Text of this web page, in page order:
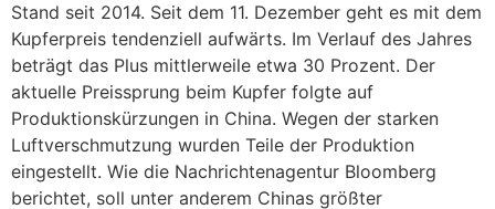
Stand seit 2014. Seit dem 11. Dezember geht es mit dem
Kupferpreis tendenziell aufwärts. Im Verlauf des Jahres
beträgt das Plus mittlerweile etwa 30 Prozent. Der
aktuelle Preissprung beim Kupfer folgte auf
Produktionskürzungen in China. Wegen der starken
Luftverschmutzung wurden Teile der Produktion
eingestellt. Wie die Nachrichtenagentur Bloomberg
berichtet, soll unter anderem Chinas größter